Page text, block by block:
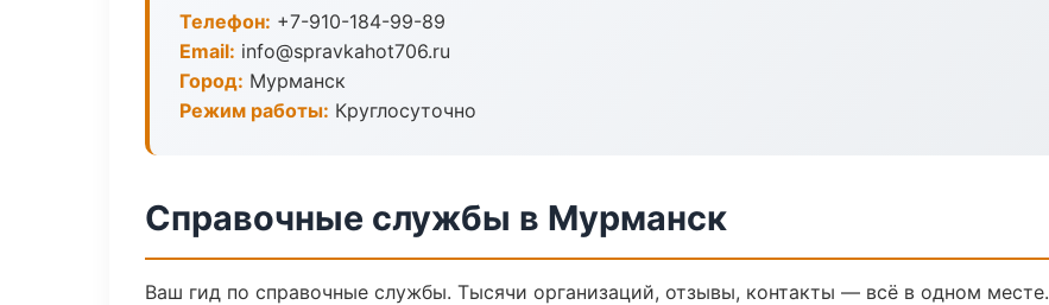
Телефон: +7-910-184-99-89
Email: info@spravkahot706.ru
Город: Мурманск
Режим работы: Круглосуточно
Справочные службы в Мурманск
Ваш гид по справочные службы. Тысячи организаций, отзывы, контакты — всё в одном месте.